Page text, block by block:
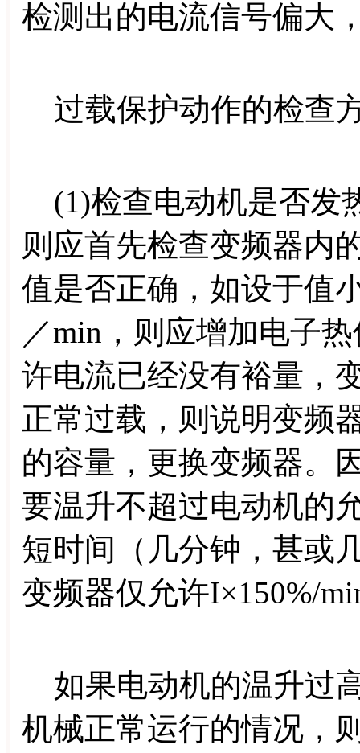
检测出的电流信号偏大
过载保护动作的检查
(1)检查电动机是否发
则应首先检查变频器内
值是否正确，如设于值
／min，则应增加电子
许电流已经没有裕量，
正常过载，则说明变频
的容量，更换变频器。
要温升不超过电动机的
短时间（几分钟，甚或
变频器仅允许I×150%/
如果电动机的温升过
机械正常运行的情况，